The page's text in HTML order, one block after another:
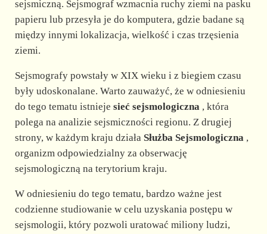
sejsmiczną. Sejsmograf wzmacnia ruchy ziemi na pasku
papieru lub przesyła je do komputera, gdzie badane są
między innymi lokalizacja, wielkość i czas trzęsienia
ziemi.
Sejsmografy powstały w XIX wieku i z biegiem czasu
były udoskonalane. Warto zauważyć, że w odniesieniu
do tego tematu istnieje sieć sejsmologiczna, która
polega na analizie sejsmiczności regionu. Z drugiej
strony, w każdym kraju działa Służba Sejsmologiczna,
organizm odpowiedzialny za obserwację
sejsmologiczną na terytorium kraju.
W odniesieniu do tego tematu, bardzo ważne jest
codzienne studiowanie w celu uzyskania postępu w
sejsmologii, który pozwoli uratować miliony ludzi,